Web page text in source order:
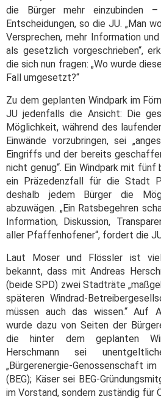
die Bürger mehr einzubinden
Entscheidungen, so die JU. „Man
Versprechen, mehr Information
als gesetzlich vorgeschrieben“,
die sich nun fragen: „Wo wurde
Fall umgesetzt?“
Zu dem geplanten Windpark im
JU jedenfalls die Ansicht: Die
Möglichkeit, während des
Einwände vorzubringen, sei
Eingriffs und der bereits
nicht genug“. Ein Windpark mit fünf
ein Präzedenzfall für die Stadt
deshalb jedem Bürger die
abzuwägen. „Ein Ratsbegehren
Information, Diskussion,
aller Pfaffenhofener“, fordert die
Laut Moser und Flössler ist
bekannt, dass mit Andreas
(beide SPD) zwei Stadträte
späteren Windrad-
müssen auch das wissen.“ Auf
wurde dazu von Seiten der
die hinter dem geplanten
Herschmann sei
„Bürgerenergie-Genossenschaft
(BEG); Käser sei BEG-
im Vorstand, sondern zuständig